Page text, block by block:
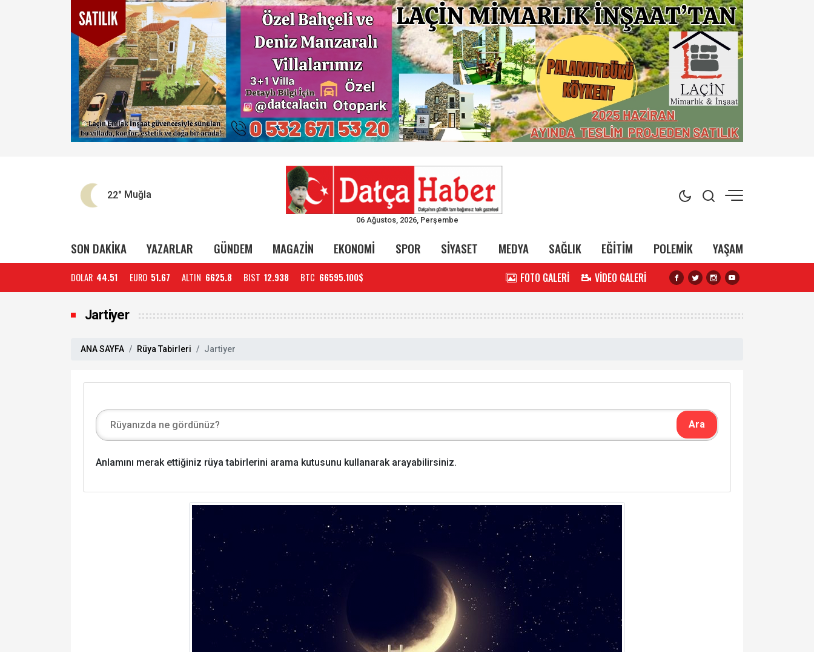
22° Muğla
06 Ağustos, 2026, Perşembe
SON DAKİKA YAZARLAR GÜNDEM MAGAZİN EKONOMİ SPOR SİYASET MEDYA SAĞLIK EĞİTİM POLEMİK YAŞAM
DOLAR 44.51 EURO 51.67 ALTIN 6625.8 BIST 12.938 BTC 66595.100$ FOTO GALERİ VİDEO GALERİ
Jartiyer
ANA SAYFA Rüya Tabirleri Jartiyer
Anlamını merak ettiğiniz rüya tabirlerini arama kutusunu kullanarak arayabilirsiniz.